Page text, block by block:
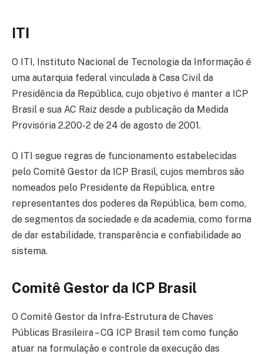
ITI
O ITI, Instituto Nacional de Tecnologia da Informação é
uma autarquia federal vinculada à Casa Civil da
Presidência da República, cujo objetivo é manter a ICP
Brasil e sua AC Raiz desde a publicação da Medida
Provisória 2.200-2 de 24 de agosto de 2001.
O ITI segue regras de funcionamento estabelecidas
pelo Comitê Gestor da ICP Brasil, cujos membros são
nomeados pelo Presidente da República, entre
representantes dos poderes da República, bem como,
de segmentos da sociedade e da academia, como forma
de dar estabilidade, transparência e confiabilidade ao
sistema.
Comitê Gestor da ICP Brasil
O Comitê Gestor da Infra-Estrutura de Chaves
Públicas Brasileira – CG ICP Brasil tem como função
atuar na formulação e controle da execução das